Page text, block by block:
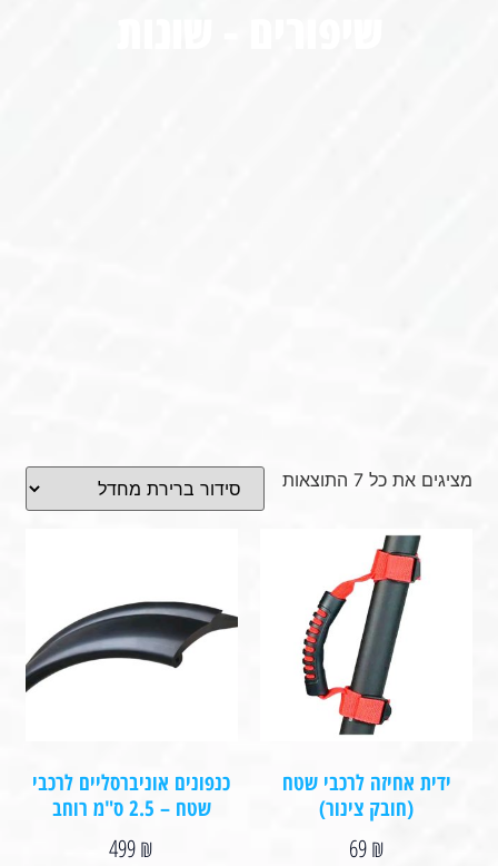
מציגים את כל ⁦7⁩ התוצאות
ידית אחיזה לרכבי שטח
(חובק צינור)
69₪
כנפונים אוניברסליים לרכבי
שטח – 2.5 ס"מ רוחב
499₪